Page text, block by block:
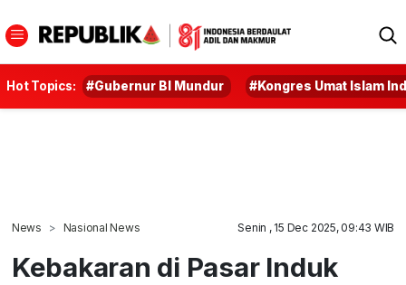
Hot Topics: #Gubernur BI Mundur #Kongres Umat Islam
News Nasional News Senin , 15 Dec 2025, 09:43 WIB
Kebakaran di Pasar Induk